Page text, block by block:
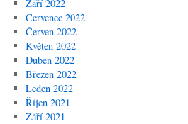
Září 2022
Červenec 2022
Červen 2022
Květen 2022
Duben 2022
Březen 2022
Leden 2022
Říjen 2021
Září 2021